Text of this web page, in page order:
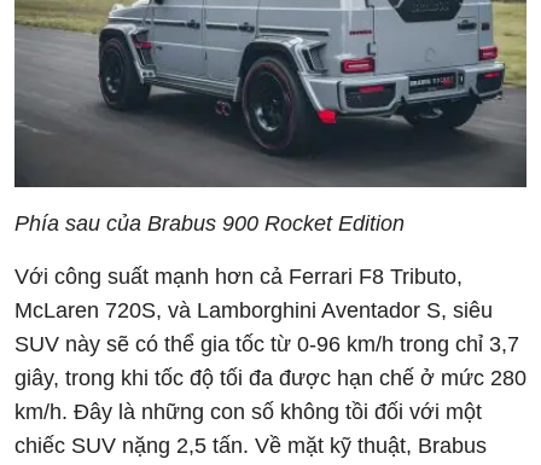
Phía sau của Brabus 900 Rocket Edition
Với công suất mạnh hơn cả Ferrari F8 Tributo,
McLaren 720S, và Lamborghini Aventador S, siêu
SUV này sẽ có thể gia tốc từ 0-96 km/h trong chỉ 3,7
giây, trong khi tốc độ tối đa được hạn chế ở mức 280
km/h. Đây là những con số không tồi đối với một
chiếc SUV nặng 2,5 tấn. Về mặt kỹ thuật, Brabus